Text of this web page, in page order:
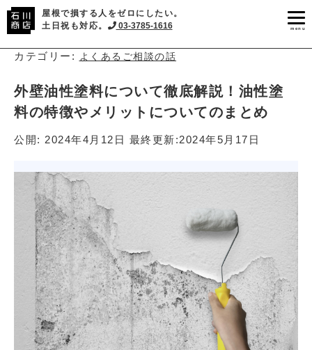
屋根で損する人をゼロにしたい。
土日祝も対応。
03-3785-1616 menu
カテゴリー: よくあるご相談の話
外壁油性塗料について徹底解説！油性塗
料の特徴やメリットについてのまとめ
公開: 2024年4月12日 最終更新:2024年5月17日